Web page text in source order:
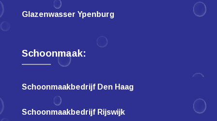
Glazenwasser Ypenburg
Schoonmaak:
Schoonmaakbedrijf Den Haag
Schoonmaakbedrijf Rijswijk